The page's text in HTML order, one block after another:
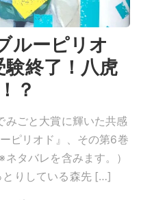
ルーピリオ
験終了！八虎
？
ごと大賞に輝いた共感
ピリオド』、その第6巻
タバレを含みます。）
とりしている森先 […]